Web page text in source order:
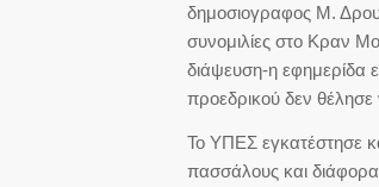
δημοσιογραφος Μ.
συνομιλίες στο Κραν
διάψευση-η εφημερίδα
προεδρικού δεν θέλησε
Το ΥΠΕΣ εγκατέστησε
πασσάλους και